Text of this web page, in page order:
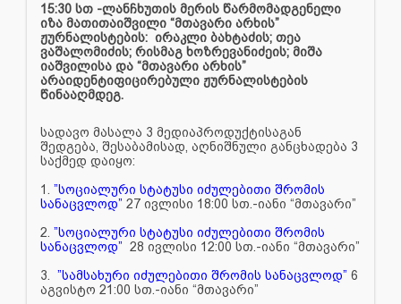
15:30 სთ -ლანჩხუთის მერის წარმომადგენელი
იზა მათითაიშვილი “მთავარი არხის”
ჟურნალისტების: ირაკლი ბახტაძის; თეა
ვაშალომიძის; რისმაგ ხოზრევანიძეის; მიშა
იაშვილისა და “მთავარი არხის”
არაიდენტიფიცირებული ჟურნალისტების
წინააღმდეგ.
სადავო მასალა 3 მედიაპროდუქტისაგან
შედგება, შესაბამისად, აღნიშნული განცხადება 3
საქმედ დაიყო:
1. ”სოციალური სტატუსი იძულებითი შრომის
სანაცვლოდ” 27 ივლისი 18:00 სთ.-იანი “მთავარი”
2. ”სოციალური სტატუსი იძულებითი შრომის
სანაცვლოდ” 28 ივლისი 12:00 სთ.-იანი “მთავარი”
3. ”სამსახური იძულებითი შრომის სანაცვლოდ” 6
აგვისტო 21:00 სთ.-იანი “მთავარი”